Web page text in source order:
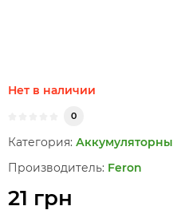
Нет в наличии
0
Категория:
Производитель: Feron
21 грн